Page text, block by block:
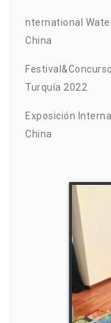
nternational
China
Turquía 2022
Exposición
China